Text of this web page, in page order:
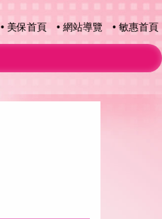
• 美保首頁 • 網站導覽 • 敏惠首頁